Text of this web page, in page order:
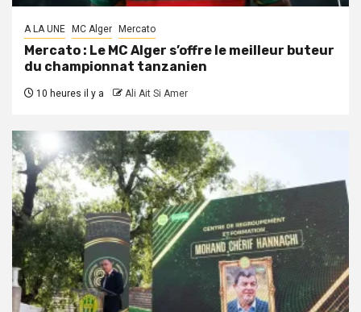
A LA UNE MC Alger Mercato
Mercato : Le MC Alger s’offre le meilleur buteur
du championnat tanzanien
10 heures il y a Ali Ait Si Amer